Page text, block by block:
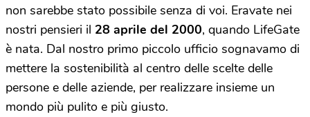
non sarebbe stato possibile senza di voi. Eravate nei
nostri pensieri il 28 aprile del 2000, quando LifeGate
è nata. Dal nostro primo piccolo ufficio sognavamo di
mettere la sostenibilità al centro delle scelte delle
persone e delle aziende, per realizzare insieme un
mondo più pulito e più giusto.